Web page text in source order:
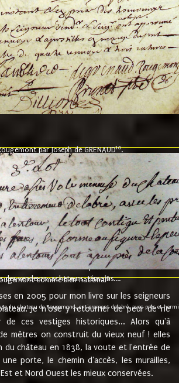
par Joseph de GRENAUD10.
treze le ving neuvième jour du mois de
Claude Guillaume de Moyriat chevalier baron
et irrevocablement a monseigneur monsieur
du roy au parlement de Bourgogne, present et
de la Vellière a sur ses hommes, indivisables et
et comme le dit seigneur Baron et ses
des terriers, etc... au prix de 880 livre louis
des vendeurs, acheteurs, témoins....
comme bien national9.
du chateau de Rougemond, entierement delabré, avec près et
en 2005 pour mon livre sur les seigneurs
Je n'ose y retourner de peur de ne
de ces vestiges historiques... Alors qu'à
mètres on construit du vieux neuf ! elles
du château en 1838, la voute et l'entrée de
porte, le chemin d'accès, les murailles,
et Nord Ouest les mieux conservées.